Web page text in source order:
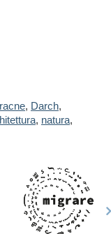
, Darch,
, natura,